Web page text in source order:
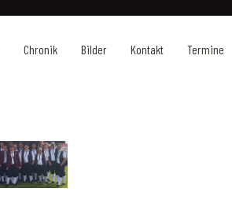
Chronik Bilder Kontakt Termine